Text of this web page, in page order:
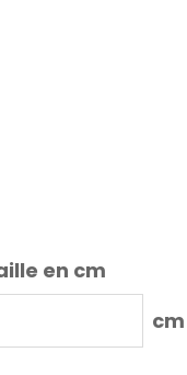
en cm
cm